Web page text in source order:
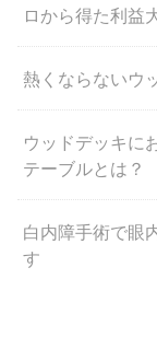
ロから得た利益
熱くならないウ
ウッドデッキに
テーブルとは？
白内障手術で眼
す